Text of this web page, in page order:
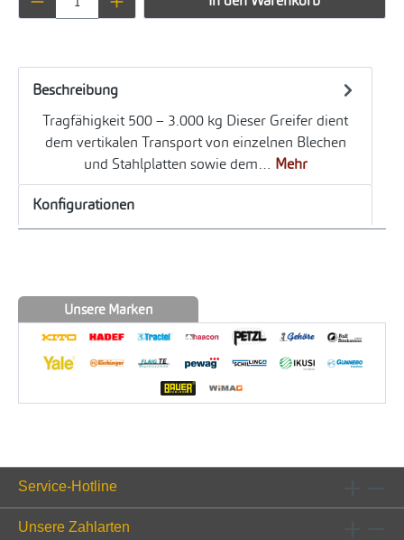
Beschreibung
Tragfähigkeit 500 – 3.000 kg Dieser Greifer dient
dem vertikalen Transport von einzelnen Blechen
und Stahlplatten sowie dem… Mehr
Konfigurationen
Unsere Marken
Service-Hotline
Unsere Zahlarten